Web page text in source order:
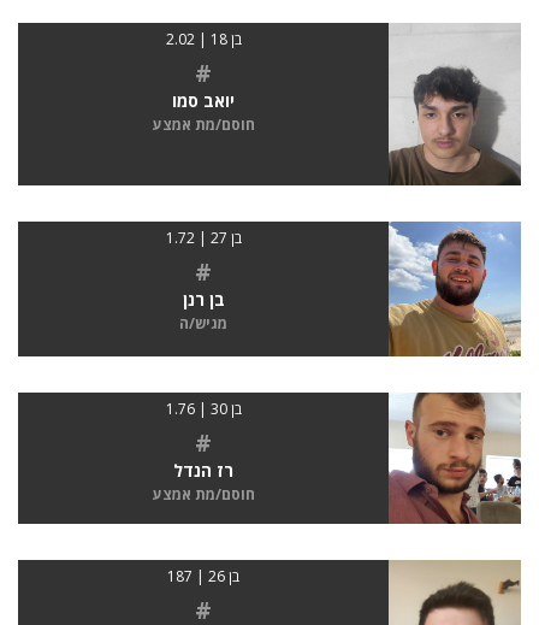
בן 18 | 2.02
#
יואב סמו
חוסם/מת אמצע
בן 27 | 1.72
#
בן רנן
מגיש/ה
בן 30 | 1.76
#
רז הנדל
חוסם/מת אמצע
בן 26 | 187
#